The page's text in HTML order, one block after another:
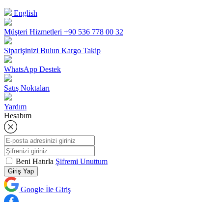
English
Müşteri Hizmetleri +90 536 778 00 32
Siparişinizi Bulun Kargo Takip
WhatsApp Destek
Satış Noktaları
Yardım
Hesabım
Beni Hatırla Şifremi Unuttum
Giriş Yap
Google İle Giriş